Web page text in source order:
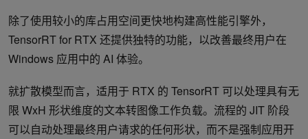
除了使用较小的库占用空间更快地构建高性能引擎外，
TensorRT for RTX 还提供独特的功能，以改善最终用户在
Windows 应用中的 AI 体验。
就扩散模型而言，适用于 RTX 的 TensorRT 可以处理具有无
限 WxH 形状维度的文本转图像工作负载。流程的 JIT 阶段
可以自动处理最终用户请求的任何形状，而不是强制应用开